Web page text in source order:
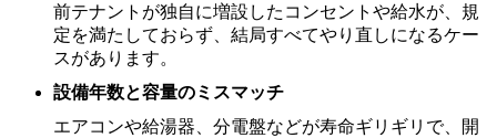
前テナントが独自に増設したコンセントや給水が、規
定を満たしておらず、結局すべてやり直しになるケー
スがあります。
設備年数と容量のミスマッチ
エアコンや給湯器、分電盤などが寿命ギリギリで、開